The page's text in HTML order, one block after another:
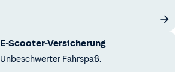
E-Scooter-Versicherung
Unbeschwerter Fahrspaß.